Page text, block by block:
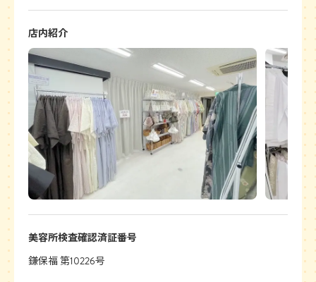
店内紹介
美容所検査確認済証番号
鎌保福 第10226号